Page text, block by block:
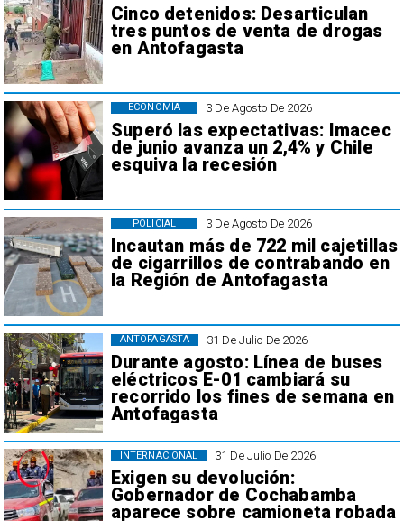
Cinco detenidos: Desarticulan
tres puntos de venta de drogas
en Antofagasta
3 De Agosto De 2026
Superó las expectativas: Imacec
de junio avanza un 2,4% y Chile
esquiva la recesión
ECONOMÍA
3 De Agosto De 2026
Incautan más de 722 mil cajetillas
de cigarrillos de contrabando en
la Región de Antofagasta
POLICIAL
31 De Julio De 2026
Durante agosto: Línea de buses
eléctricos E-01 cambiará su
recorrido los fines de semana en
Antofagasta
ANTOFAGASTA
31 De Julio De 2026
Exigen su devolución:
Gobernador de Cochabamba
aparece sobre camioneta robada
INTERNACIONAL